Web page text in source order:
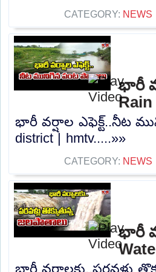
CATEGORY: NEWS
భారీ
భారీ వర్షాల ఎఫెక్ట్..నీట
district | hmtv.....»»
CATEGORY: NEWS
భారీ
భారీ వర్షాలకు..పరవళ్లు